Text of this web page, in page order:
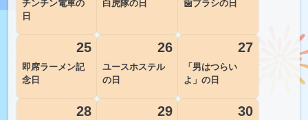
チンチン電車の
日
白虎隊の日 歯ブラシの日
25
即席ラーメン記
念日
26
ユースホステル
の日
27
「男はつらい
よ」の日
28 29 30